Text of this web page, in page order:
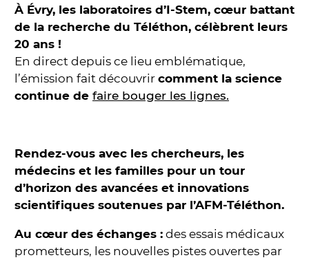
À Évry, les laboratoires d’I-Stem, cœur battant
de la recherche du Téléthon, célèbrent leurs
20 ans !
En direct depuis ce lieu emblématique,
l’émission fait découvrir comment la science
continue de faire bouger les lignes.
Rendez-vous avec les chercheurs, les
médecins et les familles pour un tour
d’horizon des avancées et innovations
scientifiques soutenues par l’AFM-Téléthon.
Au cœur des échanges : des essais médicaux
prometteurs, les nouvelles pistes ouvertes par